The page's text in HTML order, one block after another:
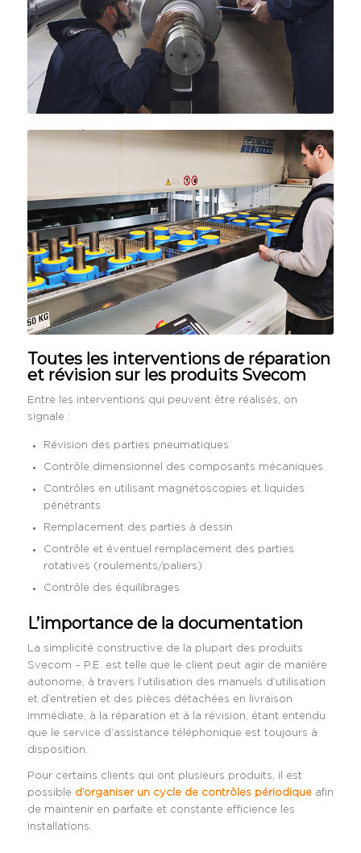
Toutes les interventions de réparation
et révision sur les produits Svecom
Entre les interventions qui peuvent être réalisés, on
signale :
Révision des parties pneumatiques
Contrôle dimensionnel des composants mécaniques
Contrôles en utilisant magnétoscopies et liquides
pénétrants
Remplacement des parties à dessin
Contrôle et éventuel remplacement des parties
rotatives (roulements/paliers)
Contrôle des équilibrages
L’importance de la documentation
La simplicité constructive de la plupart des produits
Svecom – P.E. est telle que le client peut agir de manière
autonome, à travers l’utilisation des manuels d’utilisation
et d’entretien et des pièces détachées en livraison
immédiate, à la réparation et à la révision, étant entendu
que le service d’assistance téléphonique est toujours à
disposition.
Pour certains clients qui ont plusieurs produits, il est
possible d’organiser un cycle de contrôles périodiqueafin
de maintenir en parfaite et constante efficience les
installations.